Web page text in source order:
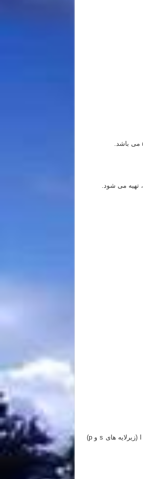
تهیه می شود.
اتم های متیل بوتانوات فقط در زیرلایه های با اعداد کوانتومی فرعی l = 0 و l = 1 (زیرلایه های s و p)